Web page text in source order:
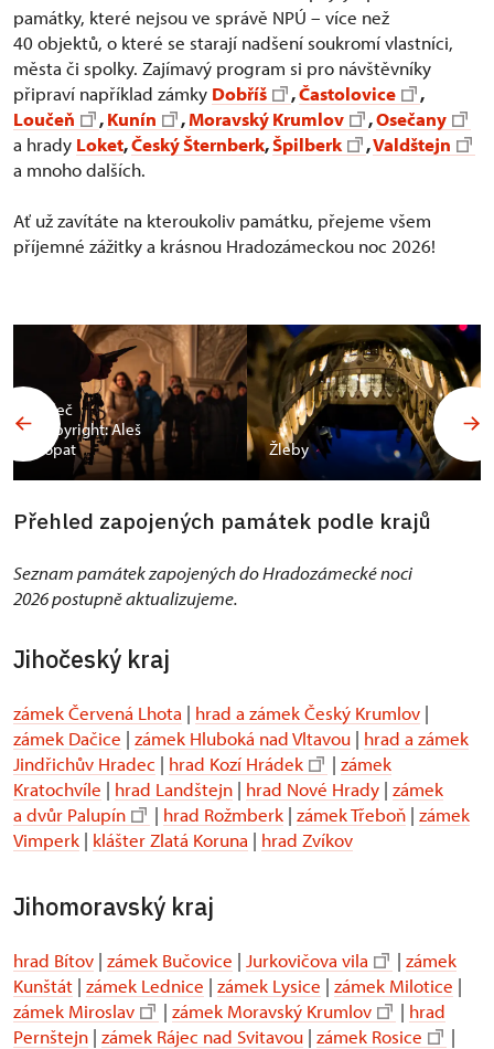
památky, které nejsou ve správě NPÚ – více než
40 objektů, o které se starají nadšení soukromí vlastníci,
města či spolky. Zajímavý program si pro návštěvníky
připraví například zámky Dobříš ,Častolovice
,
Loučeň
,Kunín ,Moravský Krumlov ,Osečany
a hrady Loket,Český Šternberk,Špilberk ,Valdštejn
a mnoho dalších.
Ať už zavítáte na kteroukoliv památku, přejeme všem
příjemné zážitky a krásnou Hradozámeckou noc 2026!
Valeč
Copyright: Aleš
Vopat
Žleby
Přehled zapojených památek podle krajů
Seznam památek zapojených do Hradozámecké noci
2026 postupně aktualizujeme.
Jihočeský kraj
zámek Červená Lhota | hrad a zámek Český Krumlov |
zámek Dačice | zámek Hluboká nad Vltavou | hrad a zámek
Jindřichův Hradec | hrad Kozí Hrádek | zámek
Kratochvíle | hrad Landštejn | hrad Nové Hrady | zámek
a dvůr Palupín
| hrad Rožmberk | zámek Třeboň | zámek
Vimperk | klášter Zlatá Koruna | hrad Zvíkov
Jihomoravský kraj
hrad Bítov | zámek Bučovice | Jurkovičova vila | zámek
Kunštát | zámek Lednice | zámek Lysice | zámek Milotice |
zámek Miroslav
| zámek Moravský Krumlov | hrad
Pernštejn | zámek Rájec nad Svitavou | zámek Rosice |